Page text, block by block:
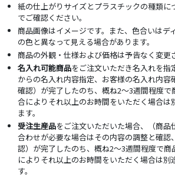
紙の仕上がりサイズとプラスチックの種類に
でご確認ください。
商品画像はイメージです。また、色合いはデ
の色と異なって見える場合があります。
商品の外観・仕様および価格は予告なく変更
名入れ可能商品をご注文いただき名入れを
からの名入れ内容指定、お客様の名入れ内容
確認）が完了したのち、概ね2～3週間程度で
合によりそれ以上のお時間をいただく場合は
ます。
受注生産品をご注文いただいた場合、（商品
合わせが必要な場合はその内容の調整と確認
認）が完了したのち、概ね2～3週間程度で商
によりそれ以上のお時間をいただく場合は別
す。